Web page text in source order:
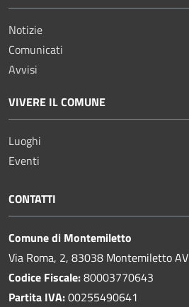
Notizie
Comunicati
Avvisi
VIVERE IL COMUNE
Luoghi
Eventi
CONTATTI
Comune di Montemiletto
Via Roma, 2, 83038 Montemiletto AV
Codice Fiscale:80003770643
Partita IVA:00255490641